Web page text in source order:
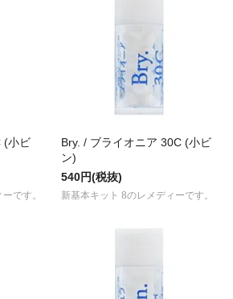
(小ビ
です。
Bry. / ブライオニア 30C (小ビ
ン)
540円(税抜)
新基本キット 8のレメディーです。